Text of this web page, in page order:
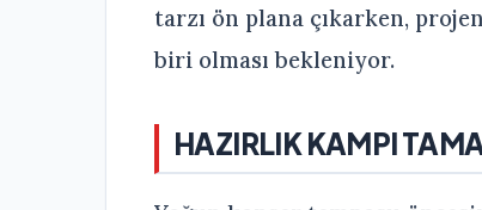
tarzı ön plana çıkarken,
biri olması bekleniyor.
HAZIRLIK KAMPI